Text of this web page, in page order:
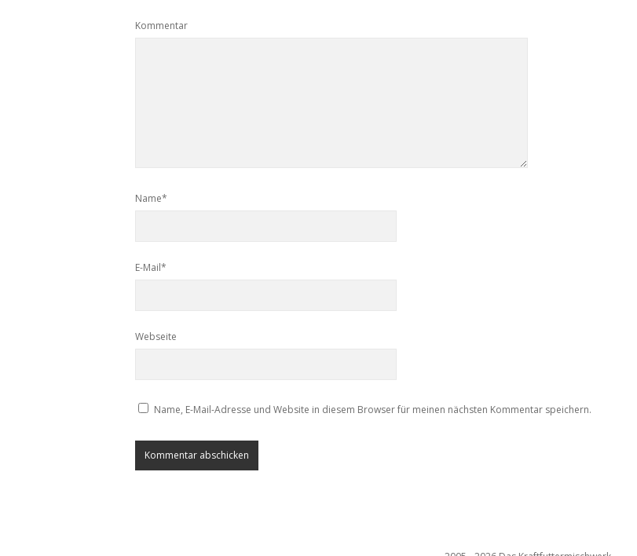
Kommentar
Name*
E-Mail*
Webseite
Name, E-Mail-Adresse und Website in diesem Browser für meinen nächsten Kommentar speichern.